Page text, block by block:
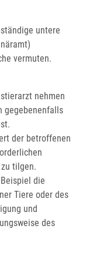
untere
vermuten.
nehmen
gegebenenfalls
der betroffenen
tilgen.
die
Tiere oder des
und
des